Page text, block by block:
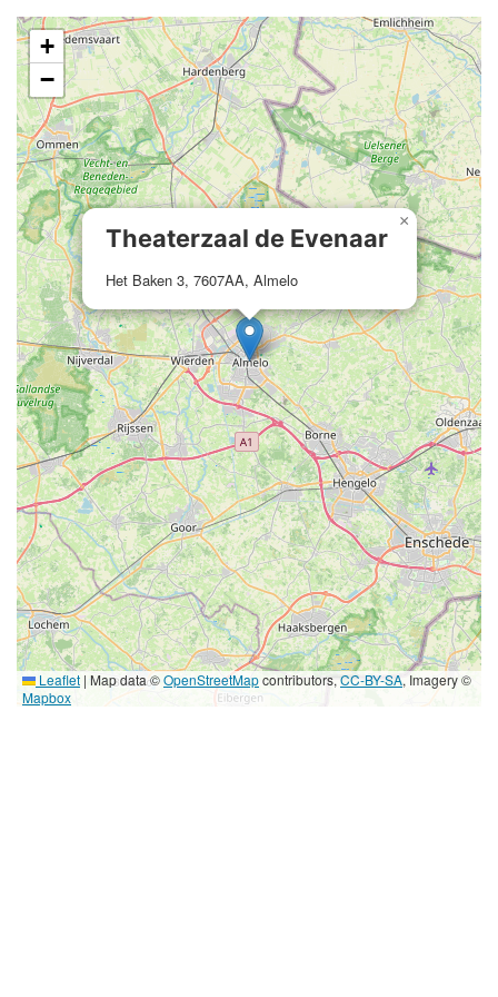
Theaterzaal de Evenaar
Het Baken 3, 7607AA, Almelo
×
+
−
Leaflet |Map data ©OpenStreetMapcontributors,CC-BY-SA, Imagery ©
Mapbox